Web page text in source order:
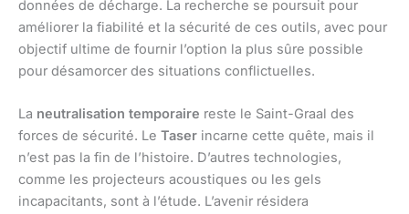
données de décharge. La recherche se poursuit pour
améliorer la fiabilité et la sécurité de ces outils, avec pour
objectif ultime de fournir l’option la plus sûre possible
pour désamorcer des situations conflictuelles.
La neutralisation temporaire reste le Saint-Graal des
forces de sécurité. Le Taser incarne cette quête, mais il
n’est pas la fin de l’histoire. D’autres technologies,
comme les projecteurs acoustiques ou les gels
incapacitants, sont à l’étude. L’avenir résidera